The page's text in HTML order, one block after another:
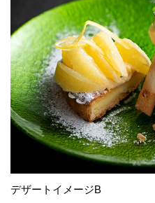
デザートイメージB